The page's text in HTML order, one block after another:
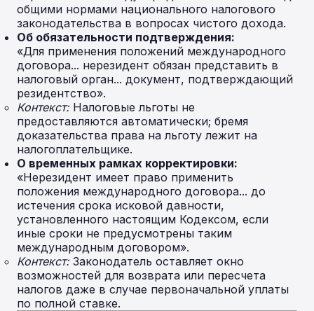
общими нормами национального налогового
законодательства в вопросах чистого дохода.
Об обязательности подтверждения:
«Для применения положений международного
договора... нерезидент обязан представить в
налоговый орган... документ, подтверждающий
резидентство».
Контекст:Налоговые льготы не
предоставляются автоматически; бремя
доказательства права на льготу лежит на
налогоплательщике.
О временных рамках корректировки:
«Нерезидент имеет право применить
положения международного договора... до
истечения срока исковой давности,
установленного настоящим Кодексом, если
иные сроки не предусмотрены таким
международным договором».
Контекст:Законодатель оставляет окно
возможностей для возврата или пересчета
налогов даже в случае первоначальной уплаты
по полной ставке.